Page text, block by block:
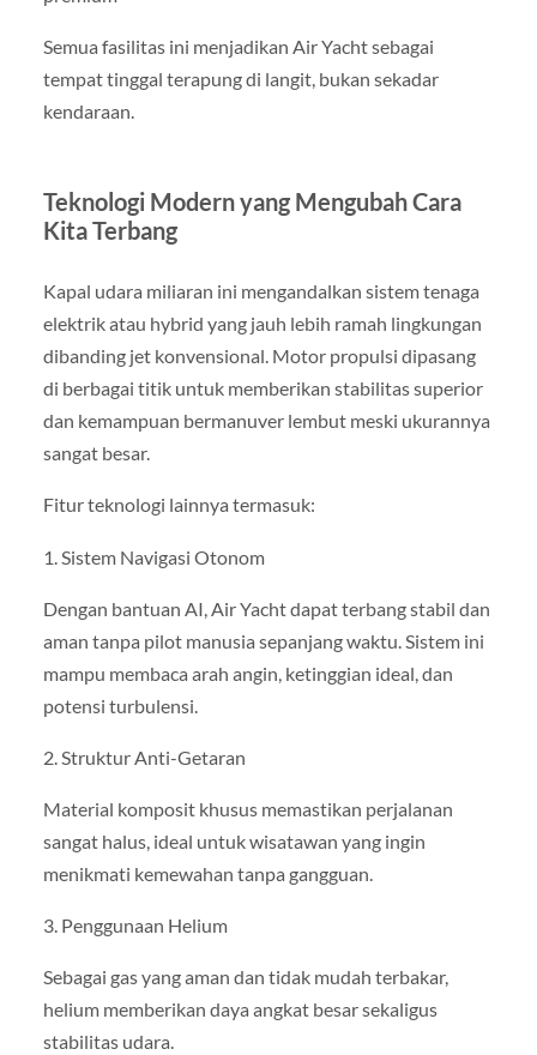
Semua fasilitas ini menjadikan Air Yacht sebagai
tempat tinggal terapung di langit, bukan sekadar
kendaraan.
Teknologi Modern yang Mengubah Cara
Kita Terbang
Kapal udara miliaran ini mengandalkan sistem tenaga
elektrik atau hybrid yang jauh lebih ramah lingkungan
dibanding jet konvensional. Motor propulsi dipasang
di berbagai titik untuk memberikan stabilitas superior
dan kemampuan bermanuver lembut meski ukurannya
sangat besar.
Fitur teknologi lainnya termasuk:
1. Sistem Navigasi Otonom
Dengan bantuan AI, Air Yacht dapat terbang stabil dan
aman tanpa pilot manusia sepanjang waktu. Sistem ini
mampu membaca arah angin, ketinggian ideal, dan
potensi turbulensi.
2. Struktur Anti-Getaran
Material komposit khusus memastikan perjalanan
sangat halus, ideal untuk wisatawan yang ingin
menikmati kemewahan tanpa gangguan.
3. Penggunaan Helium
Sebagai gas yang aman dan tidak mudah terbakar,
helium memberikan daya angkat besar sekaligus
stabilitas udara.